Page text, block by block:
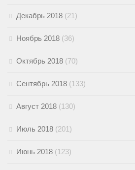
Декабрь 2018 (21)
Ноябрь 2018 (36)
Октябрь 2018 (70)
Сентябрь 2018 (133)
Август 2018 (130)
Июль 2018 (201)
Июнь 2018 (123)